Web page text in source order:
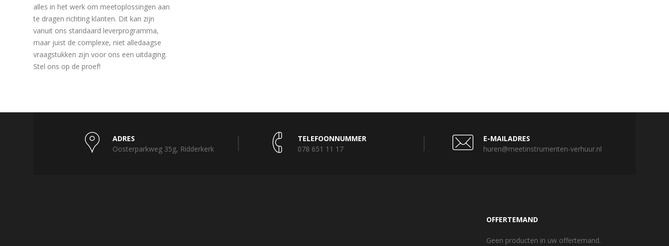
alles in het werk om meetoplossingen aan
te dragen richting klanten. Dit kan zijn
vanuit ons standaard leverprogramma,
maar juist de complexe, niet alledaagse
vraagstukken zijn voor ons een uitdaging.
Stel ons op de proef!
ADRES
Oosterparkweg 35g, Ridderkerk
TELEFOONNUMMER
078 651 11 17
E-MAILADRES
huren@meetinstrumenten-verhuur.nl
OFFERTEMAND
Geen producten in uw offertemand.